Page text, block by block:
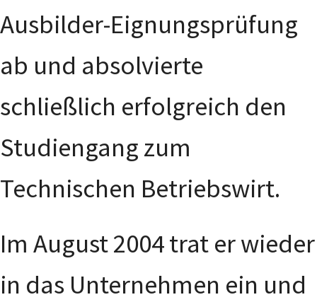
Ausbilder-Eignungsprüfung
ab und absolvierte
schließlich erfolgreich den
Studiengang zum
Technischen Betriebswirt.
Im August 2004 trat er wieder
in das Unternehmen ein und